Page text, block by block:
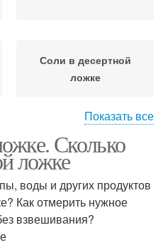
Соли в десертной
ложке
Соли в стакане
Крупная соль
Показать все
Сколько
ложке
воды и других продуктов
Как отмерить нужное
взвешивания?